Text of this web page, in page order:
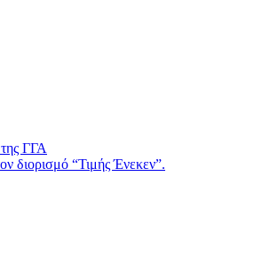
ΓΓΑ
διορισμό “Τιμής Ένεκεν”.